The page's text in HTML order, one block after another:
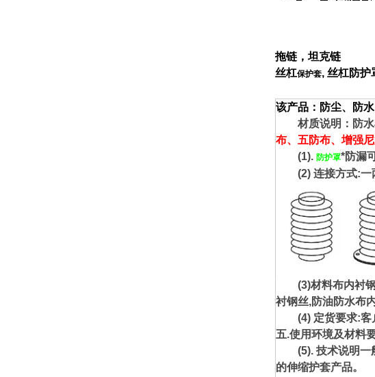
拖链 ，坦克链
丝杠保护套, 丝杠防护
该产品：防尘、防
材质说明：防水
布、五防布、增强
(1). 防护罩*防漏
(2) 连接方式:一两
(3)材料布内衬钢
衬钢丝,防油防水布
(4) 定货要求:客户
五.使用环境及材料
(5). 技术说明一般
的伸缩护套产品。